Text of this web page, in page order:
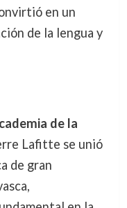
en un
de la lengua y
de la
Lafitte se unió
de gran